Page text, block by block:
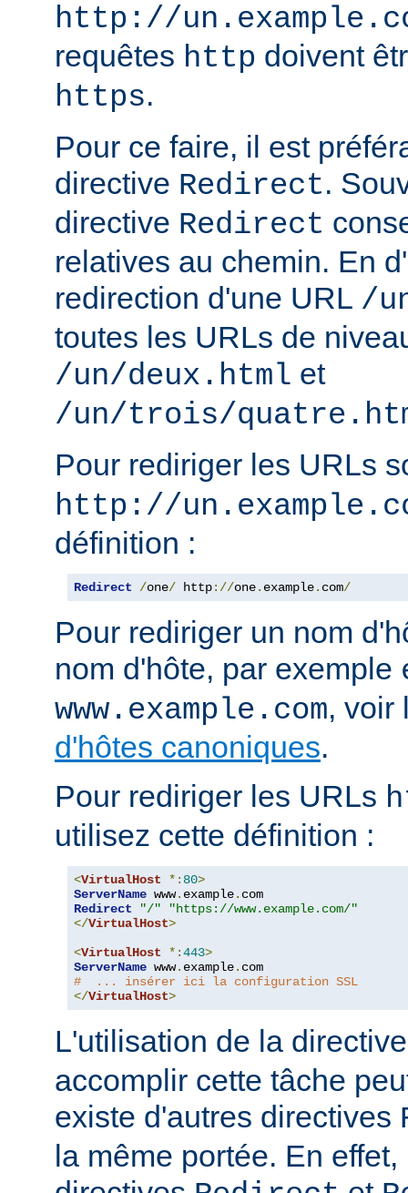
http://
requêtes http doivent
https.
Pour ce faire, il est
directive Redirect.
directive Redirect
relatives au chemin. En
redirection d'une URL /
toutes les URLs de
/un/deux.html et
/un/trois/
Pour rediriger les URLs
http://
définition :
Redirect /one/ http://one. example. com/
Pour rediriger un nom
nom d'hôte, par exemple
www.example.com, voir
d'hôtes canoniques.
Pour rediriger les URLs
utilisez cette définition :
<VirtualHost *: 80>
ServerName www. example.
Redirect
"/"
"https://www.example.com/"
</VirtualHost>
<VirtualHost *:443>
ServerName www. example.
#  ... insérer ici la configuration SSL
</VirtualHost>
L'utilisation de la
accomplir cette tâche
existe d'autres directives
la même portée. En